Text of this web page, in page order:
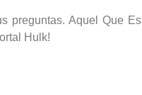
Aquel Que
Hulk!